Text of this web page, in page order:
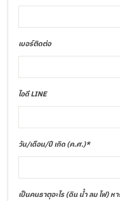
เบอร์ติดต่อ
ไอดี LINE
วัน/เดือน/ปี เกิด (ค.ศ.)*
เป็นคนธาตุอะไร (ดิน น้ำ ลม ไฟ) ห